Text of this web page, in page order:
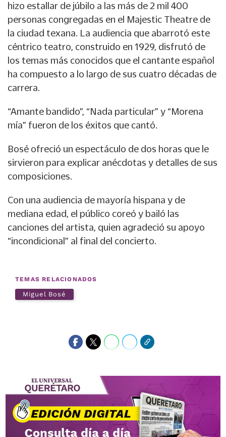
hizo estallar de júbilo a las más de 2 mil 400
personas congregadas en el Majestic Theatre de
la ciudad texana. La audiencia que abarrotó este
céntrico teatro, construido en 1929, disfrutó de
los temas más conocidos que el cantante español
ha compuesto a lo largo de sus cuatro décadas de
carrera.
“Amante bandido”, “Nada particular” y “Morena
mía” fueron de los éxitos que cantó.
Bosé ofreció un espectáculo de dos horas que le
sirvieron para explicar anécdotas y detalles de sus
composiciones.
Con una audiencia de mayoría hispana y de
mediana edad, el público coreó y bailó las
canciones del artista, quien agradeció su apoyo
“incondicional” al final del concierto.
TEMAS RELACIONADOS
Miguel Bosé